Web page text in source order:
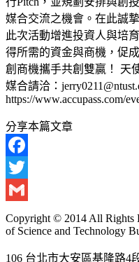
媒合交流之機會。在此誠
此次活動增進投資人與培
得所需的資金與商機，促
創商機攜手共創雙贏！ 天
媒合請洽：
https://www.accupass.com/
分享本篇文章
Facebook
Twitter
Gmail
Copyright © 2014 All Rights
of Science and Technology
106 台北市大安區基隆路4